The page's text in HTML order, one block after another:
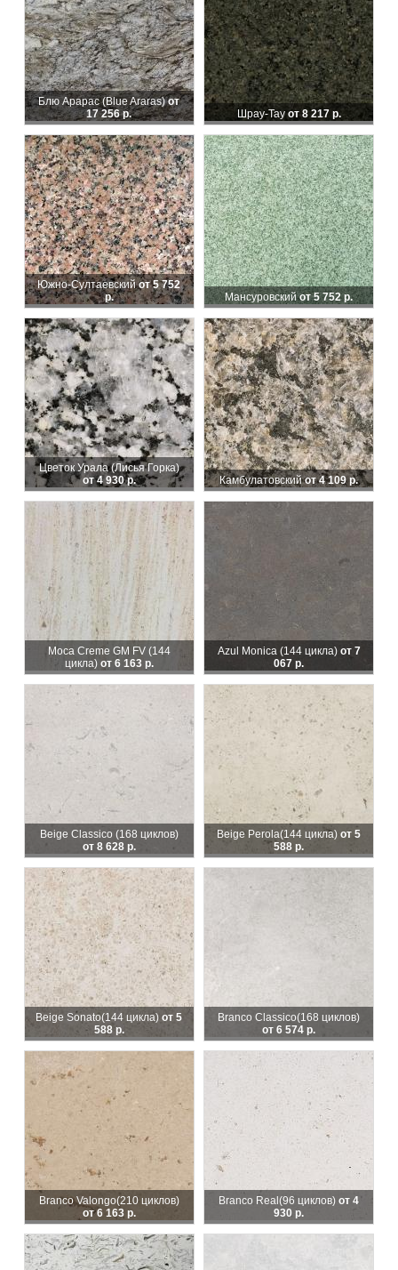
Блю Арарас (Blue Araras)от
17 256 р.
Шрау-Тау от 8 217 р.
Южно-Султаевскийот 5 752
р.
Мансуровскийот 5 752 р.
Цветок Урала (Лисья Горка)
от 4 930 р.
Камбулатовскийот 4 109 р.
Moca Creme GM FV (144
цикла) от 6 163 р.
Azul Monica (144 цикла) от 7
067 р.
Beige Classico (168 циклов)
от 8 628 р.
Beige Perola(144 цикла) от 5
588 р.
Beige Sonato(144 цикла)от 5
588 р.
Branco Classico(168 циклов)
от 6 574 р.
Branco Valongo(210 циклов)
от 6 163 р.
Branco Real (96 циклов) от 4
930 р.